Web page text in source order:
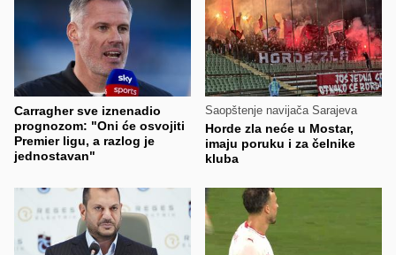
Carragher sve iznenadio
prognozom: "Oni će osvojiti
Premier ligu, a razlog je
jednostavan"
Saopštenje navijača Sarajeva
Horde zla neće u Mostar,
imaju poruku i za čelnike
kluba